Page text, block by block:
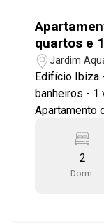
quartos e
bairro
Jardim
Edifício Ibiza - 2 quartos sendo 1 suíte - 2
banheiros - 1
Apartamento
Lazer com: - Salão de festas - Salão de jogos -
Sala de
Churrasqueira O bairro Jardim Aquarius está
2
Dorm.